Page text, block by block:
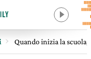
Quando inizia la